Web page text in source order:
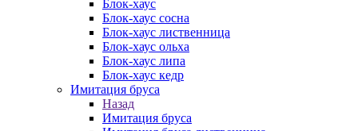
Блок-хаус
Блок-хаус сосна
Блок-хаус лиственница
Блок-хаус ольха
Блок-хаус липа
Блок-хаус кедр
Имитация бруса
Назад
Имитация бруса